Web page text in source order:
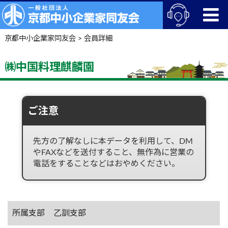
京都中小企業家同友会> 会員詳細
㈱中国料理麒麟園
ご注意
先方の了解なしに本データを利用して、DM
やFAXなどを送付すること、無作為に営業の
電話をすることなどはおやめください。
所属支部 乙訓支部